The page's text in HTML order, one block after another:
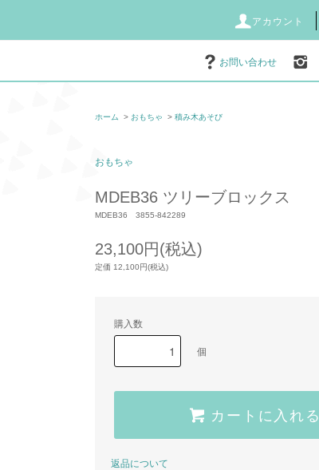
アカウント
お問い合わせ
ホーム > おもちゃ > 積み木あそび
おもちゃ
MDEB36 ツリーブロックス
MDEB36 3855-842289
23,100円(税込)
定価 12,100円(税込)
購入数
個
カートに入れる
返品について